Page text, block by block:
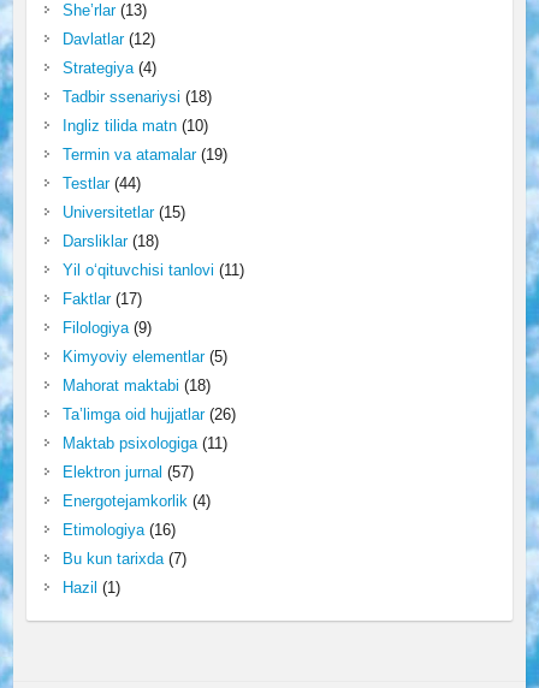
She’rlar(13)
Davlatlar(12)
Strategiya(4)
Tadbir ssenariysi (18)
Ingliz tilida matn(10)
Termin va atamalar(19)
Testlar(44)
Universitetlar(15)
Darsliklar(18)
Yil o‘qituvchisi tanlovi (11)
Faktlar(17)
Filologiya(9)
Kimyoviy elementlar(5)
Mahorat maktabi (18)
Ta’limga oid hujjatlar(26)
Maktab psixologiga(11)
Elektron jurnal (57)
Energotejamkorlik(4)
Etimologiya(16)
Bu kun tarixda(7)
Hazil (1)